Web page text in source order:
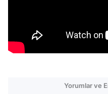
Yorumlar ve